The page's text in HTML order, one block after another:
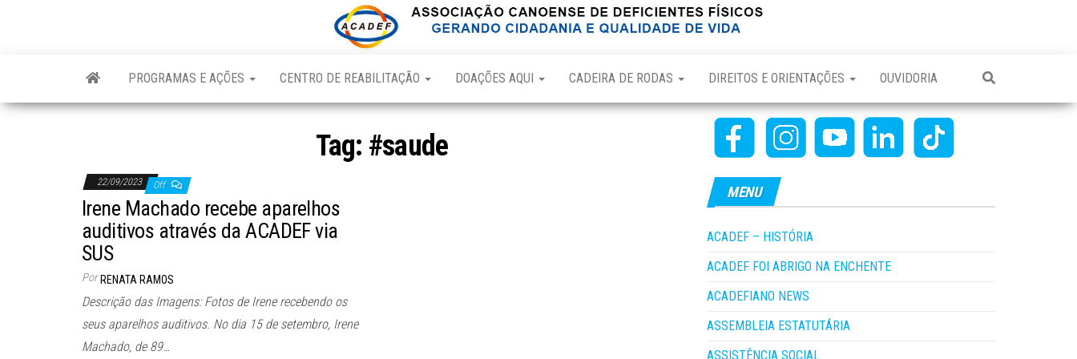
PROGRAMAS E AÇÕES CENTRO DE REABILITAÇÃO DOAÇÕES AQUI CADEIRA DE RODAS DIREITOS E ORIENTAÇÕES OUVIDORIA
Tag: #saude
22/09/2023 Off
Irene Machado recebe aparelhos
auditivos através da ACADEF via
SUS
Por RENATA RAMOS
Descrição das Imagens: Fotos de Irene recebendo os
seus aparelhos auditivos. No dia 15 de setembro, Irene
Machado, de 89…
MENU
ACADEF – HISTÓRIA
ACADEF FOI ABRIGO NA ENCHENTE
ACADEFIANO NEWS
ASSEMBLEIA ESTATUTÁRIA
ASSISTÊNCIA SOCIAL